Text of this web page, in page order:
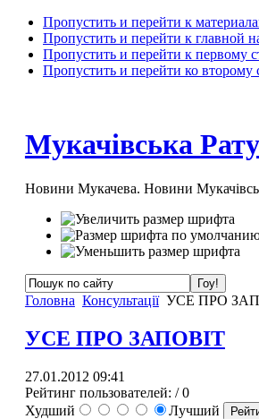
Пропустить и перейти к
Пропустить и перейти к главной
Пропустить и перейти к первому
Пропустить и перейти ко второму
Мукачівська
Новини Мукачева. Новини
Головна Консультації УСЕ ПРО
УСЕ ПРО ЗАПОВІТ
27.01.2012 09:41
Рейтинг пользователей: / 0
Худший
Лучший